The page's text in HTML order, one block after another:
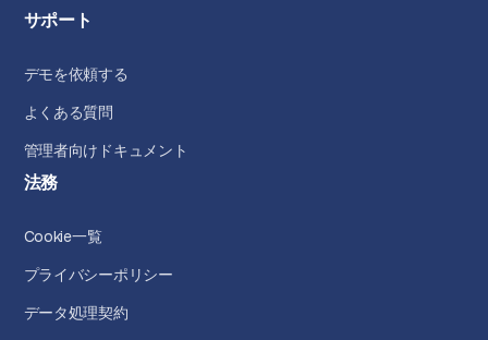
サポート
デモを依頼する
よくある質問
管理者向けドキュメント
法務
Cookie一覧
プライバシーポリシー
データ処理契約